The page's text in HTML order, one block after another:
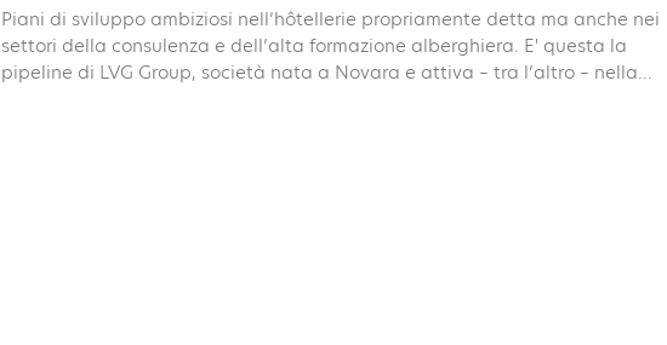
Piani di sviluppo ambiziosi nell’hôtellerie propriamente detta ma anche nei
settori della consulenza e dell’alta formazione alberghiera. E' questa la
pipeline di LVG Group, società nata a Novara e attiva – tra l’altro – nella...